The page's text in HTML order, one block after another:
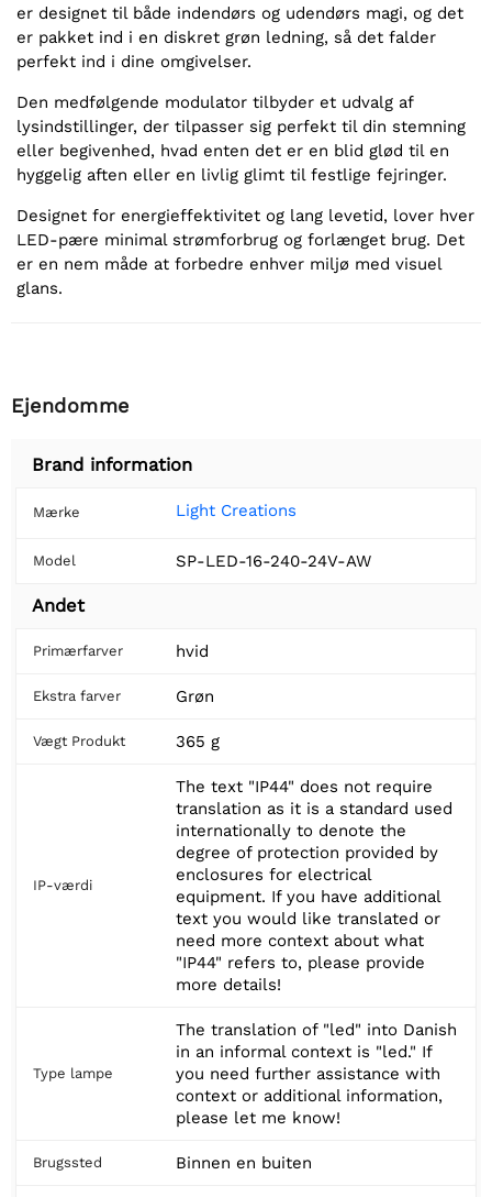
er designet til både indendørs og udendørs magi, og det
er pakket ind i en diskret grøn ledning, så det falder
perfekt ind i dine omgivelser.
Den medfølgende modulator tilbyder et udvalg af
lysindstillinger, der tilpasser sig perfekt til din stemning
eller begivenhed, hvad enten det er en blid glød til en
hyggelig aften eller en livlig glimt til festlige fejringer.
Designet for energieffektivitet og lang levetid, lover hver
LED-pære minimal strømforbrug og forlænget brug. Det
er en nem måde at forbedre enhver miljø med visuel
glans.
Ejendomme
Brand information
Mærke Light Creations
Model SP-LED-16-240-24V-AW
Andet
Primærfarver hvid
Ekstra farver Grøn
Vægt Produkt 365 g
IP-værdi
The text "IP44" does not require
translation as it is a standard used
internationally to denote the
degree of protection provided by
enclosures for electrical
equipment. If you have additional
text you would like translated or
need more context about what
"IP44" refers to, please provide
more details!
Type lampe
The translation of "led" into Danish
in an informal context is "led." If
you need further assistance with
context or additional information,
please let me know!
Brugssted Binnen en buiten